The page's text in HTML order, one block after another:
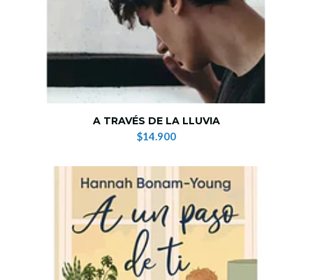
A TRAVÉS DE LA LLUVIA
$14.900